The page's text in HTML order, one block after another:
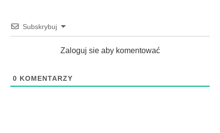
Subskrybuj
Zaloguj sie aby komentować
0 KOMENTARZY